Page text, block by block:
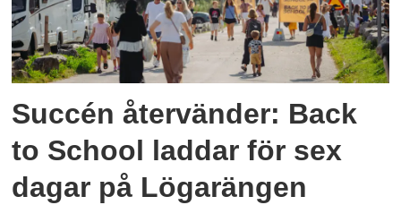
Succén återvänder: Back
to School laddar för sex
dagar på Lögarängen